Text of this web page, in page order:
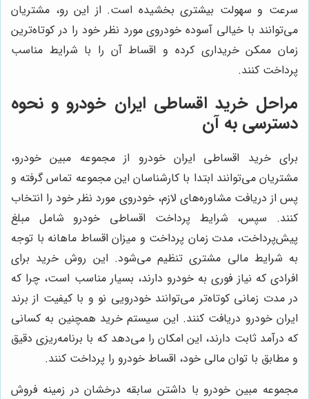
سرعت و سهولت بیشتری بخشیده است. از این رو، مشتریان
می‌توانند با خیالی آسوده خودروی مورد نظر خود را در کوتاه‌ترین
زمان ممکن خریداری کرده و اقساط آن را با شرایط مناسب
پرداخت کنند.
مراحل خرید اقساطی ایران خودرو و نحوه
دسترسی به آن
برای خرید اقساطی ایران خودرو از مجموعه مبین خودرو،
مشتریان می‌توانند ابتدا با کارشناسان این مجموعه تماس گرفته و
پس از دریافت مشاوره‌های لازم، خودروی مورد نظر خود را انتخاب
کنند. سپس، شرایط پرداخت اقساطی خودرو شامل مبلغ
پیش‌پرداخت، مدت زمان پرداخت و میزان اقساط ماهانه با توجه
به شرایط مالی مشتری تنظیم می‌شود. این روش خرید برای
افرادی که نیاز فوری به خودرو دارند، بسیار مناسب است، چرا که
در مدت زمانی کوتاه‌تر می‌توانند خودرویی نو و با کیفیت از برند
ایران خودرو دریافت کنند. این سیستم خرید همچنین به کسانی
که درآمد ثابت دارند، این امکان را می‌دهد که با برنامه‌ریزی دقیق
و مطابق با توان مالی خود، اقساط خودرو را پرداخت کنند.
مجموعه مبین خودرو با داشتن سابقه درخشان در زمینه فروش